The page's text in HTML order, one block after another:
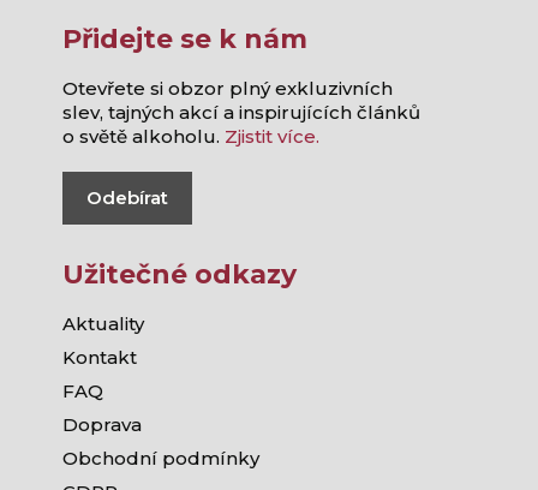
Přidejte se k nám
Otevřete si obzor plný exkluzivních
slev, tajných akcí a inspirujících článků
o světě alkoholu. Zjistit více.
Odebírat
Užitečné odkazy
Aktuality
Kontakt
FAQ
Doprava
Obchodní podmínky